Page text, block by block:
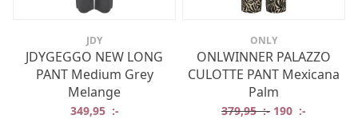
JDY
JDYGEGGO NEW LONG
PANT Medium Grey
Melange
349,95 :-
ONLY
ONLWINNER PALAZZO
CULOTTE PANT Mexicana
Palm
379,95:- Det
190 :-